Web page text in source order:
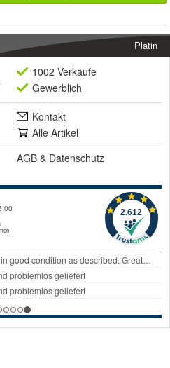
Platin
1002 Verkäufe
Gewerblich
Kontakt
Alle Artikel
AGB & Datenschutz